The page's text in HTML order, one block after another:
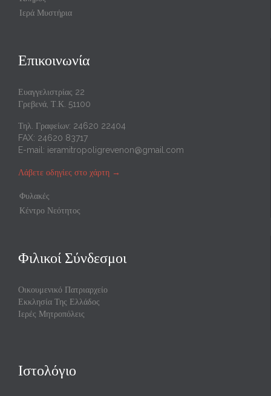
Ιερά Μυστήρια
Επικοινωνία
Ευαγγελιστρίας 22
Γρεβενά, Τ.Κ. 51100
Τηλ. Γραφείων: 24620 22404
FAX: 24620 83717
E-mail: ieramitropoligrevenon@gmail.com
Λάβετε οδηγίες στο χάρτη →
Φυλακές
Κέντρο Νεότητος
Φιλικοί Σύνδεσμοι
Οικουμενικό Πατριαρχείο
Εκκλησία Της Ελλάδος
Ιερές Μητροπόλεις
Ιστολόγιο